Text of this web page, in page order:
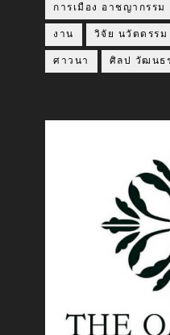
การเมือง อาชญากรรม
งาน วิจัย นวัตดรรม
ศาวนา ศิลป วัฒนธ